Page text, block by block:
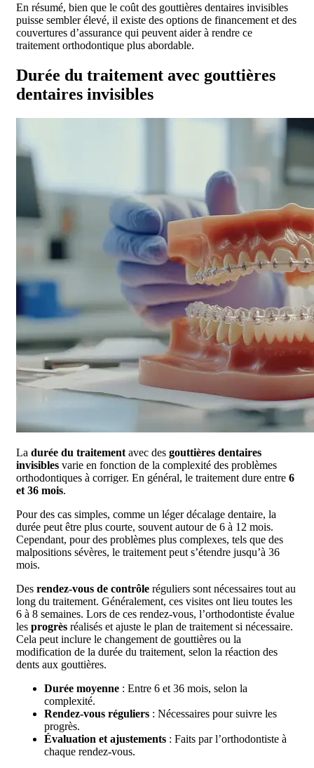
En résumé, bien que le coût des gouttières dentaires invisibles
puisse sembler élevé, il existe des options de financement et des
couvertures d’assurance qui peuvent aider à rendre ce
traitement orthodontique plus abordable.
Durée du traitement avec gouttières
dentaires invisibles
La durée du traitement avec des gouttières dentaires
invisibles varie en fonction de la complexité des problèmes
orthodontiques à corriger. En général, le traitement dure entre 6
et 36 mois.
Pour des cas simples, comme un léger décalage dentaire, la
durée peut être plus courte, souvent autour de 6 à 12 mois.
Cependant, pour des problèmes plus complexes, tels que des
malpositions sévères, le traitement peut s’étendre jusqu’à 36
mois.
Des rendez-vous de contrôle réguliers sont nécessaires tout au
long du traitement. Généralement, ces visites ont lieu toutes les
6 à 8 semaines. Lors de ces rendez-vous, l’orthodontiste évalue
les progrès réalisés et ajuste le plan de traitement si nécessaire.
Cela peut inclure le changement de gouttières ou la
modification de la durée du traitement, selon la réaction des
dents aux gouttières.
Durée moyenne : Entre 6 et 36 mois, selon la
complexité.
Rendez-vous réguliers : Nécessaires pour suivre les
progrès.
Évaluation et ajustements : Faits par l’orthodontiste à
chaque rendez-vous.